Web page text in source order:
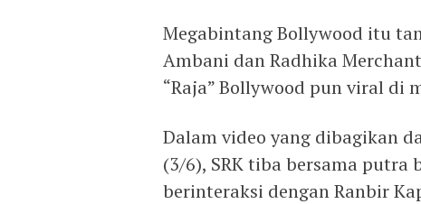
Megabintang Bollywood itu
Ambani dan Radhika
“Raja” Bollywood pun viral di
Dalam video yang dibagikan
(3/6), SRK tiba bersama putra
berinteraksi dengan Ranbir